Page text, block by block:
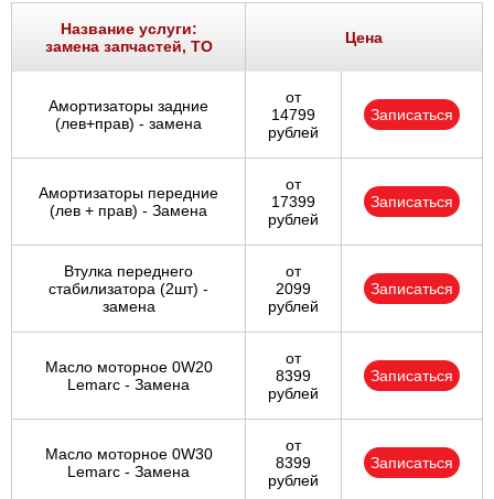
Название услуги:
замена запчастей, ТО
Цена
Амортизаторы задние
(лев+прав) - замена
от
14799
рублей
Записаться
Амортизаторы передние
(лев + прав) - Замена
от
17399
рублей
Записаться
Втулка переднего
стабилизатора (2шт) -
замена
от
2099
рублей
Записаться
Масло моторное 0W20
Lemarc - Замена
от
8399
рублей
Записаться
Масло моторное 0W30
Lemarc - Замена
от
8399
рублей
Записаться